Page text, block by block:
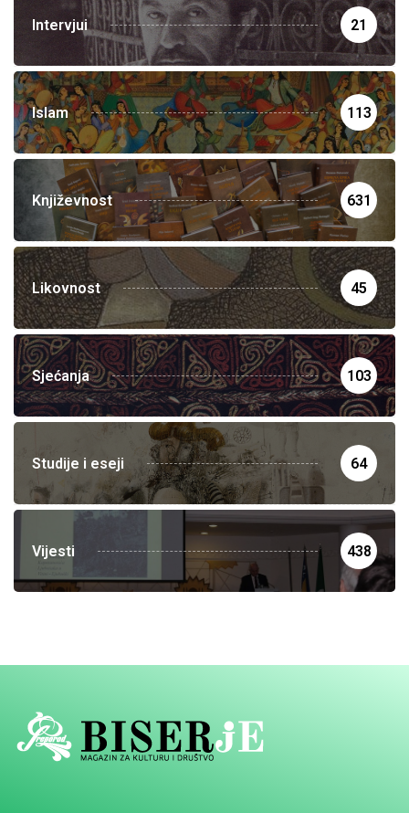
Intervjui 21
Islam 113
Književnost 631
Likovnost 45
Sjećanja 103
Studije i eseji 64
Vijesti 438